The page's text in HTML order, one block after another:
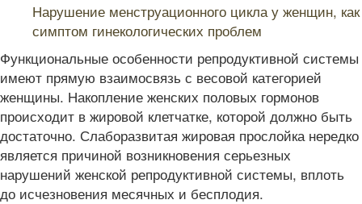
Нарушение менструационного цикла у женщин, как
симптом гинекологических проблем
Функциональные особенности репродуктивной системы
имеют прямую взаимосвязь с весовой категорией
женщины. Накопление женских половых гормонов
происходит в жировой клетчатке, которой должно быть
достаточно. Слаборазвитая жировая прослойка нередко
является причиной возникновения серьезных
нарушений женской репродуктивной системы, вплоть
до исчезновения месячных и бесплодия.